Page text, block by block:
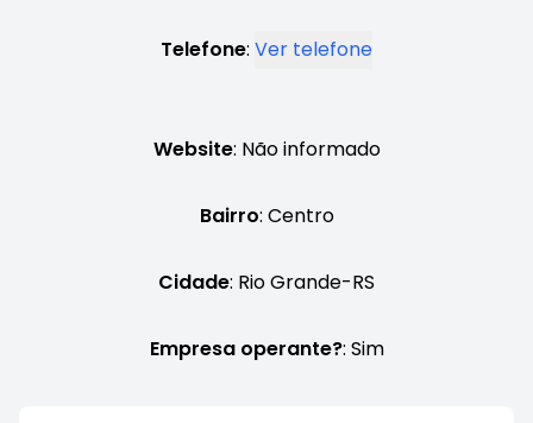
Telefone: Ver telefone
Website: Não informado
Bairro: Centro
Cidade: Rio Grande-RS
Empresa operante?: Sim